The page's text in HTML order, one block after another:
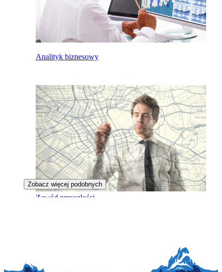
Analityk biznesowy
Zawód przyszłości
Zobacz więcej podobnych